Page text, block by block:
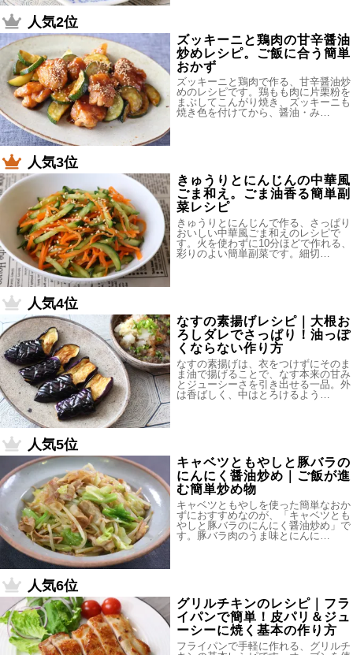
人気2位
ズッキーニと鶏肉の甘辛醤油
炒めレシピ。ご飯に合う簡単
おかず
ズッキーニと鶏肉で作る、甘辛醤油炒
めのレシピです。鶏もも肉に片栗粉を
まぶしてこんがり焼き、ズッキーニも
焼き色を付けてから、醤油・み…
人気3位
きゅうりとにんじんの中華風
ごま和え。ごま油香る簡単副
菜レシピ
きゅうりとにんじんで作る、さっぱり
おいしい中華風ごま和えのレシピで
す。火を使わずに10分ほどで作れる、
彩りのよい簡単副菜です。細切…
人気4位
なすの素揚げレシピ｜大根お
ろしダレでさっぱり！油っぽ
くならない作り方
なすの素揚げは、衣をつけずにそのま
ま油で揚げることで、なす本来の甘み
とジューシーさを引き出せる一品。外
は香ばしく、中はとろけるよう…
人気5位
キャベツともやしと豚バラの
にんにく醤油炒め｜ご飯が進
む簡単炒め物
キャベツともやしを使った簡単なおか
ずにおすすめなのが、「キャベツとも
やしと豚バラのにんにく醤油炒め」で
す。豚バラ肉のうま味とにんに…
人気6位
グリルチキンのレシピ｜フラ
イパンで簡単！皮パリ＆ジュ
ーシーに焼く基本の作り方
フライパンで手軽に作れる、グリルチ